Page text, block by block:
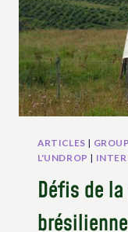
ARTICLES |
L'UNDROP |
Défis de
brésilienne